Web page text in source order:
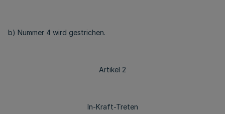
b) Nummer 4 wird gestrichen.
Artikel 2
In-Kraft-Treten